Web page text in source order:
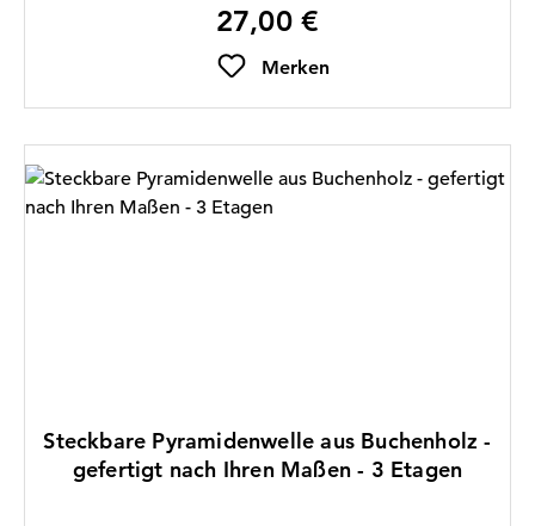
am oberen und unteren Ende der Welle * Lieferung
ohne Teller (bitte separ
Regulärer Preis:
27,00 €
Merken
Steckbare Pyramidenwelle aus Buchenholz -
gefertigt nach Ihren Maßen - 3 Etagen